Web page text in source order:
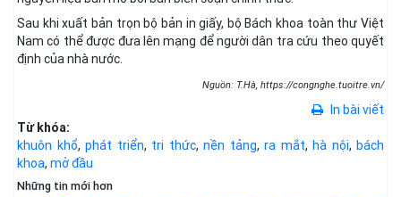
Sau khi xuất bản trọn bộ bản in giấy, bộ Bách khoa toàn thư Việt
Nam có thể được đưa lên mạng để người dân tra cứu theo quyết
định của nhà nước.
Nguồn: T.Hà, https://congnghe.tuoitre.vn/
In bài viết
Từ khóa:
khuôn khổ, phát triển, tri thức, nền tảng, ra mắt, hà nội, bách
khoa, mở đầu
Những tin mới hơn